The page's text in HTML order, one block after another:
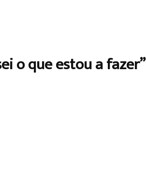
o que estou a fazer”